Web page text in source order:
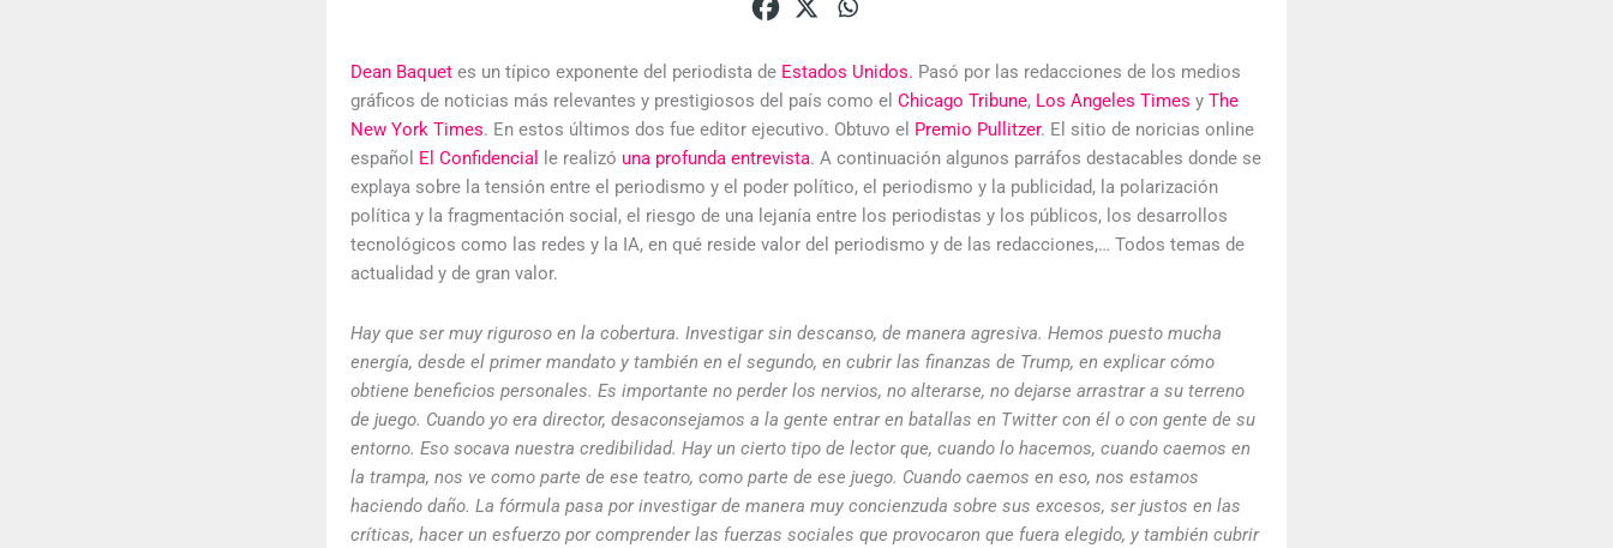
Dean Baquet es un típico exponente del periodista de Estados Unidos. Pasó por las redacciones de los medios
gráficos de noticias más relevantes y prestigiosos del país como el Chicago Tribune, Los Angeles Times y The
New York Times. En estos últimos dos fue editor ejecutivo. Obtuvo el Premio Pullitzer. El sitio de noricias online
español El Confidencial le realizó una profunda entrevista. A continuación algunos parráfos destacables donde se
explaya sobre la tensión entre el periodismo y el poder político, el periodismo y la publicidad, la polarización
política y la fragmentación social, el riesgo de una lejanía entre los periodistas y los públicos, los desarrollos
tecnológicos como las redes y la IA, en qué reside valor del periodismo y de las redacciones,… Todos temas de
actualidad y de gran valor.
Hay que ser muy riguroso en la cobertura. Investigar sin descanso, de manera agresiva. Hemos puesto mucha
energía, desde el primer mandato y también en el segundo, en cubrir las finanzas de Trump, en explicar cómo
obtiene beneficios personales. Es importante no perder los nervios, no alterarse, no dejarse arrastrar a su terreno
de juego. Cuando yo era director, desaconsejamos a la gente entrar en batallas en Twitter con él o con gente de su
entorno. Eso socava nuestra credibilidad. Hay un cierto tipo de lector que, cuando lo hacemos, cuando caemos en
la trampa, nos ve como parte de ese teatro, como parte de ese juego. Cuando caemos en eso, nos estamos
haciendo daño. La fórmula pasa por investigar de manera muy concienzuda sobre sus excesos, ser justos en las
críticas, hacer un esfuerzo por comprender las fuerzas sociales que provocaron que fuera elegido, y también cubrir